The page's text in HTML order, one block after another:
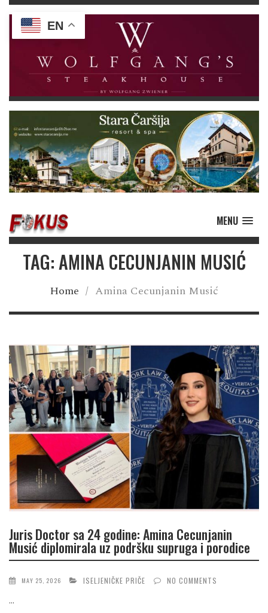
MENU
TAG: AMINA CECUNJANIN MUSIĆ
Home / Amina Cecunjanin Musić
Juris Doctor sa 24 godine: Amina Cecunjanin
Musić diplomirala uz podršku supruga i porodice
MAY 25, 2026 ISELJENIČKE PRIČE NO COMMENTS
...
EN